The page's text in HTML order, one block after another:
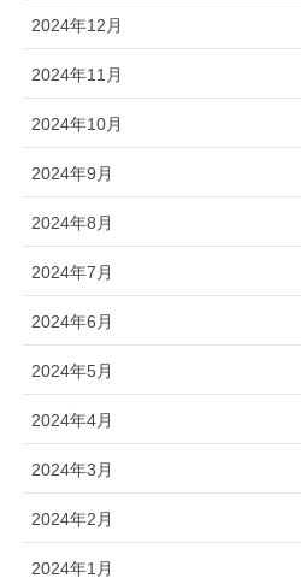
2024年12月
2024年11月
2024年10月
2024年9月
2024年8月
2024年7月
2024年6月
2024年5月
2024年4月
2024年3月
2024年2月
2024年1月